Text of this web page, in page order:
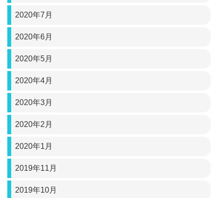
2020年7月
2020年6月
2020年5月
2020年4月
2020年3月
2020年2月
2020年1月
2019年11月
2019年10月